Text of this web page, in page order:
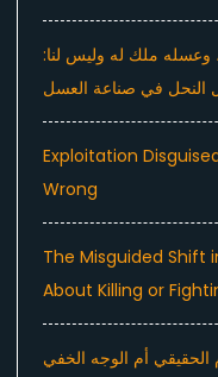
وعسله ملك له وليس لنا:
النحل في صناعة العسل
Exploitation
Wrong
The Misguided Shift
About Killing or
الحقيقي أم الوجه الخفي